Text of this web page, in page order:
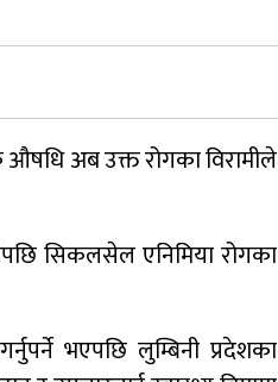
औषधि अब उक्त रोगका विरामीले
सिकलसेल एनिमिया रोगका
भएपछि लुम्बिनी प्रदेशका